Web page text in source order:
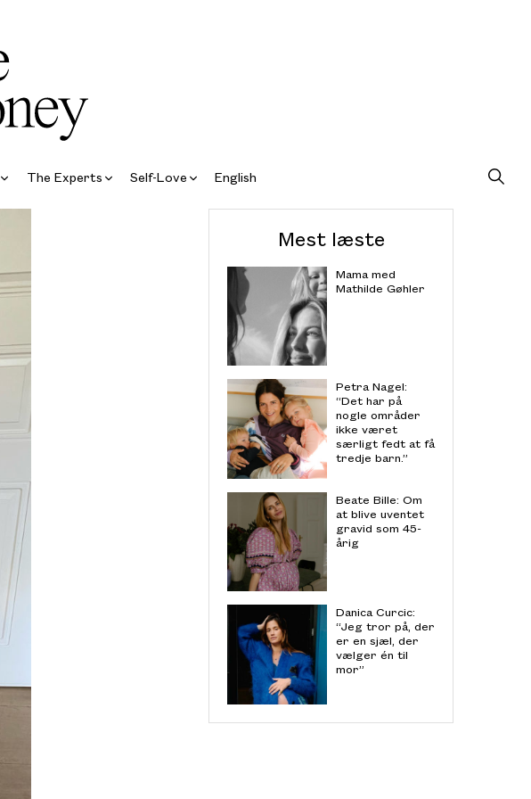
The Experts Self-Love English
Mest læste
Mama med
Mathilde Gøhler
Petra Nagel:
“Det har på
nogle områder
ikke været
særligt fedt at få
tredje barn.”
Beate Bille: Om
at blive uventet
gravid som 45-
årig
Danica Curcic:
“Jeg tror på, der
er en sjæl, der
vælger én til
mor”